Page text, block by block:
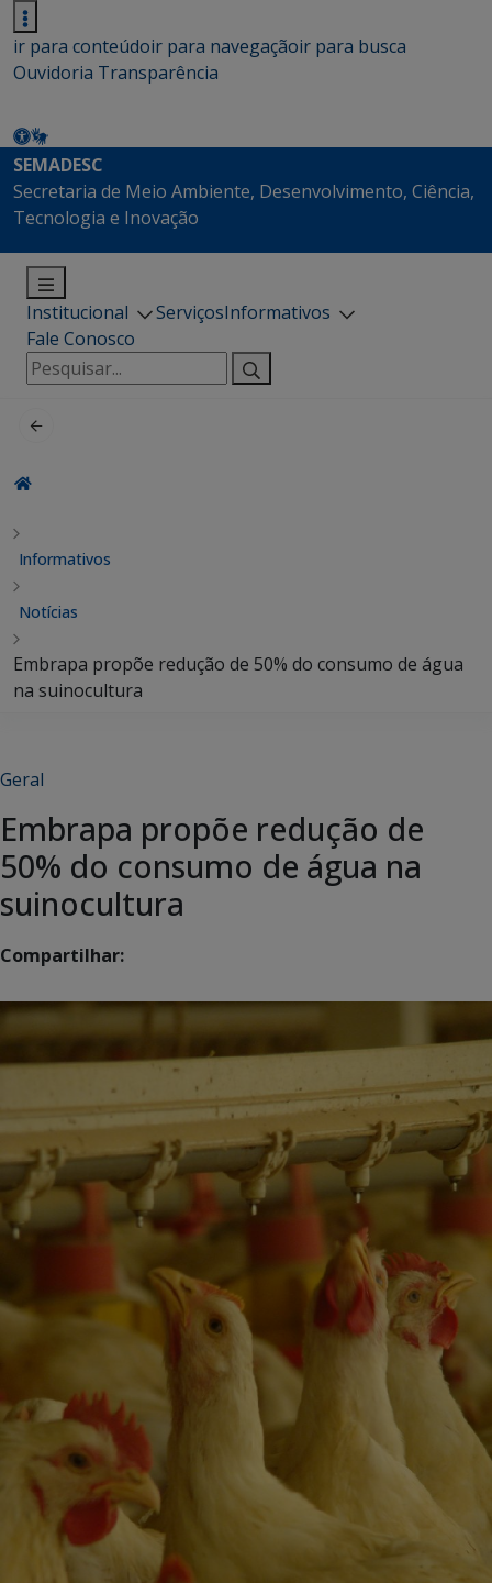
ir para conteúdoir para navegaçãoir para busca
Ouvidoria Transparência
SEMADESC
Secretaria de Meio Ambiente, Desenvolvimento, Ciência,
Tecnologia e Inovação
Institucional ServiçosInformativos
Fale Conosco
Pesquisar
por:
Informativos
Notícias
Embrapa propõe redução de 50% do consumo de água
na suinocultura
Geral
Embrapa propõe redução de
50% do consumo de água na
suinocultura
Compartilhar: